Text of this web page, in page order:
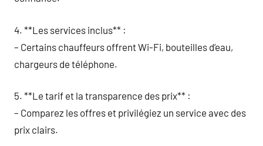
4. **Les services inclus** :
– Certains chauffeurs offrent Wi-Fi, bouteilles d’eau,
chargeurs de téléphone.
5. **Le tarif et la transparence des prix** :
– Comparez les offres et privilégiez un service avec des
prix clairs.